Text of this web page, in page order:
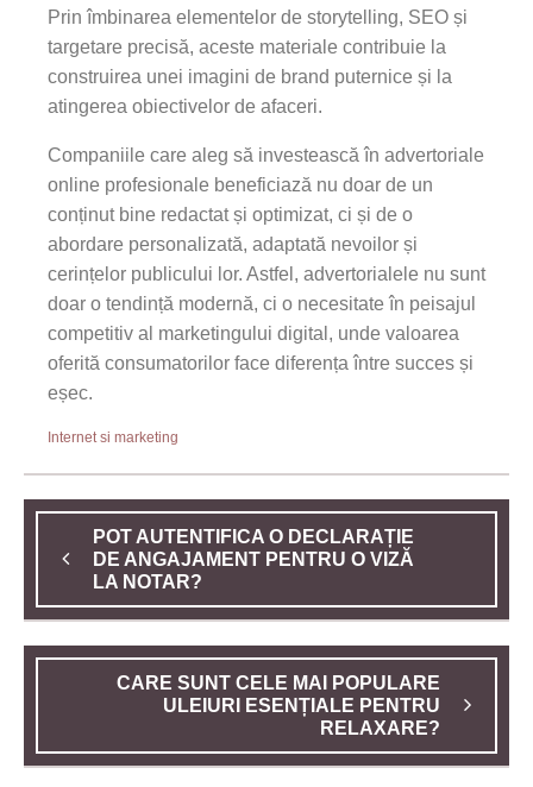
Prin îmbinarea elementelor de storytelling, SEO și
targetare precisă, aceste materiale contribuie la
construirea unei imagini de brand puternice și la
atingerea obiectivelor de afaceri.
Companiile care aleg să investească în advertoriale
online profesionale beneficiază nu doar de un
conținut bine redactat și optimizat, ci și de o
abordare personalizată, adaptată nevoilor și
cerințelor publicului lor. Astfel, advertorialele nu sunt
doar o tendință modernă, ci o necesitate în peisajul
competitiv al marketingului digital, unde valoarea
oferită consumatorilor face diferența între succes și
eșec.
Internet si marketing
POT AUTENTIFICA O DECLARAȚIE
DE ANGAJAMENT PENTRU O VIZĂ
LA NOTAR?
CARE SUNT CELE MAI POPULARE
ULEIURI ESENȚIALE PENTRU
RELAXARE?